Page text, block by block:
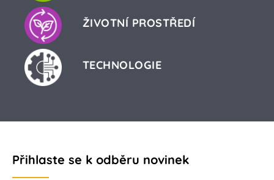
ŽIVOTNÍ PROSTŘEDÍ
TECHNOLOGIE
Přihlaste se k odběru novinek